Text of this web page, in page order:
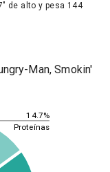
de alto y pesa 144
Man, Smokin'
14.7%
Proteínas